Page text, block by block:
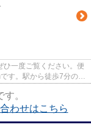
ひ一度ご覧ください。便
す。駅から徒歩7分の場
。
わせはこちら